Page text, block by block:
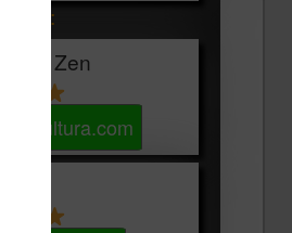
:
Light Zen
sur Cultura.com